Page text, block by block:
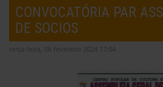
CONVOCATÓRIA PAR
DE SOCIOS
terça-feira, 06 fevereiro 2024 17:04